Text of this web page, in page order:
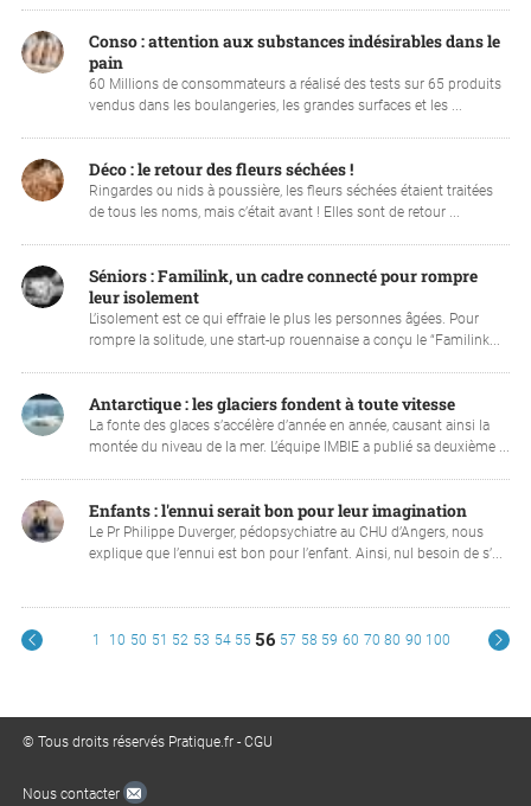
Conso : attention aux substances indésirables dans le
pain
60 Millions de consommateurs a réalisé des tests sur 65 produits
vendus dans les boulangeries, les grandes surfaces et les ...
Déco : le retour des fleurs séchées !
Ringardes ou nids à poussière, les fleurs séchées étaient traitées
de tous les noms, mais c’était avant ! Elles sont de retour ...
Séniors : Familink, un cadre connecté pour rompre
leur isolement
L’isolement est ce qui effraie le plus les personnes âgées. Pour
rompre la solitude, une start-up rouennaise a conçu le “Familink...
Antarctique : les glaciers fondent à toute vitesse
La fonte des glaces s’accélère d’année en année, causant ainsi la
montée du niveau de la mer. L’équipe IMBIE a publié sa deuxième ...
Enfants : l'ennui serait bon pour leur imagination
Le Pr Philippe Duverger, pédopsychiatre au CHU d’Angers, nous
explique que l’ennui est bon pour l’enfant. Ainsi, nul besoin de s’...
1 10 50 51 52 53 54 55 56 57 58 59 60 70 80 90 100
© Tous droits réservés Pratique.fr -CGU
Nous contacter